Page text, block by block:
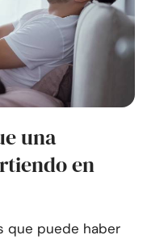
una
en
que puede haber